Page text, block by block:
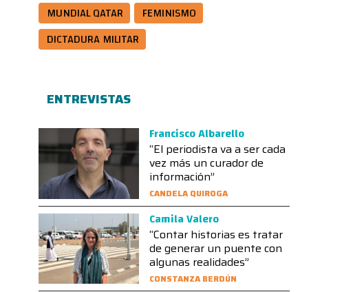
MUNDIAL QATAR
FEMINISMO
DICTADURA MILITAR
ENTREVISTAS
Francisco Albarello
“El periodista va a ser cada
vez más un curador de
información”
CANDELA QUIROGA
Camila Valero
“Contar historias es tratar
de generar un puente con
algunas realidades”
CONSTANZA BERDÚN